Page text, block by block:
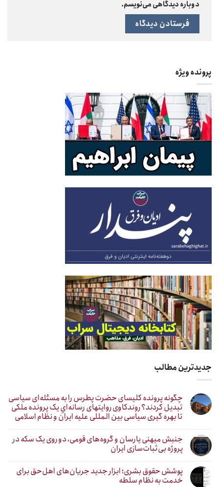
دوباره دیدگاهی می‌نویسم.
پرونده ویژه
جدیدترین مطالب
چگونه پرونده کلیسای حضرت پطرس را به مسئله‌ای سیاسی
تبدیل کردند؟ روندکاوی روایتهای رسانه‌ایِ یک پرونده ملکی
تا بهره گیری سیاسی بین المللی علیه ایران و نظام اسلامی
جنبش میهنی یارسان و گروه‌های قومی، دو روی یک سکه در
پروژه بی‌ثبات‌سازی ایران
پوشش حقوق بشری؛ ابزار جدید جریان‌های اهل‌حق برای
خدمت به نظام سلطه